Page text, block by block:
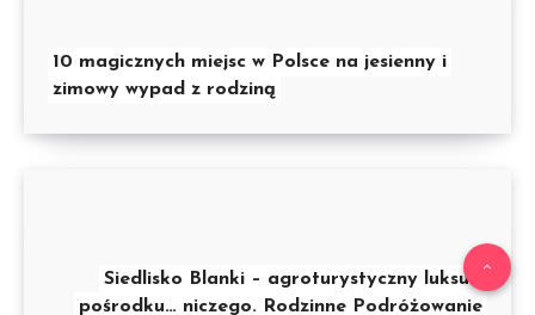
10 magicznych miejsc w Polsce na jesienny i
zimowy wypad z rodziną
Siedlisko Blanki – agroturystyczny luksus
pośrodku… niczego. Rodzinne Podróżowanie